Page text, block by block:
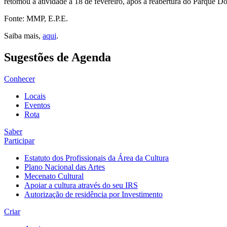
Fonte: MMP, E.P.E.
Saiba mais, aqui.
Sugestões de Agenda
Conhecer
Locais
Eventos
Rota
Saber
Participar
Estatuto dos Profissionais da Área da Cultura
Plano Nacional das Artes
Mecenato Cultural
Apoiar a cultura através do seu IRS
Autorização de residência por Investimento
Criar